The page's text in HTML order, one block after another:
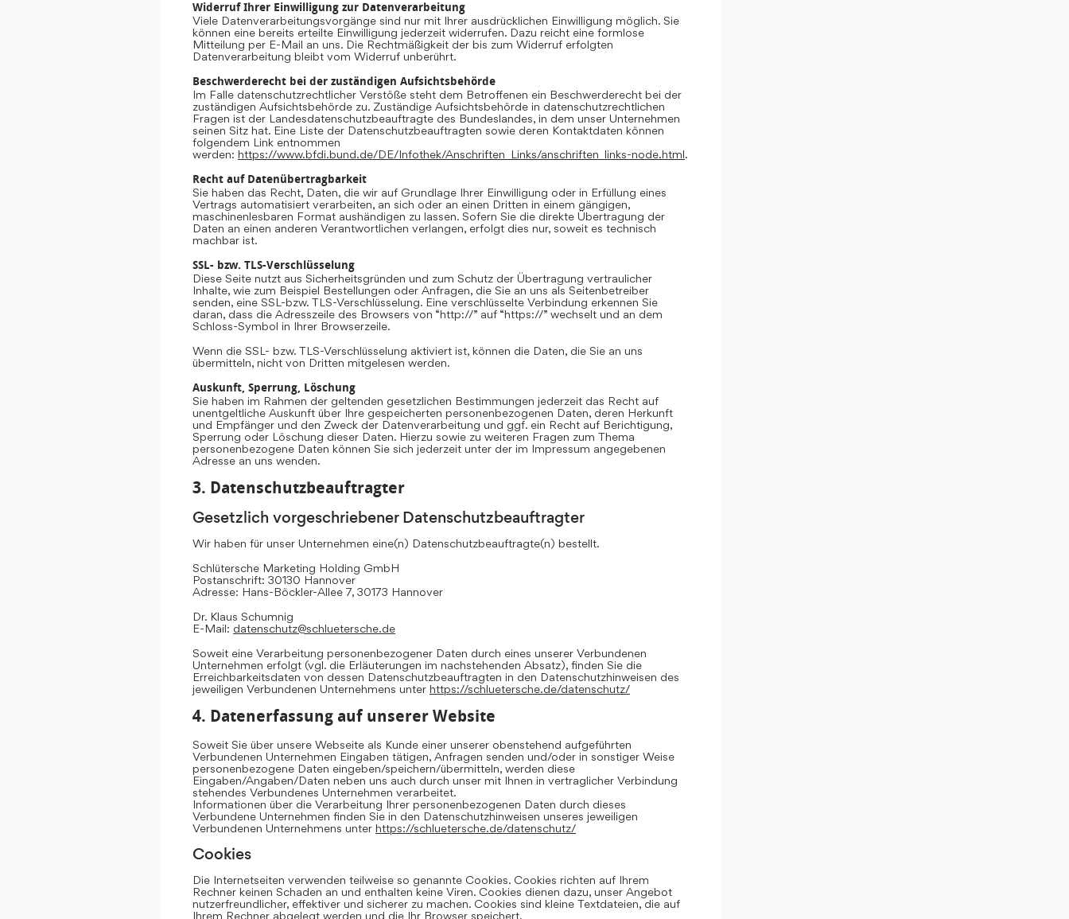
Widerruf Ihrer Einwilligung zur Datenverarbeitung
Viele Datenverarbeitungsvorgänge sind nur mit Ihrer ausdrücklichen Einwilligung möglich. Sie
können eine bereits erteilte Einwilligung jederzeit widerrufen. Dazu reicht eine formlose
Mitteilung per E-Mail an uns. Die Rechtmäßigkeit der bis zum Widerruf erfolgten
Datenverarbeitung bleibt vom Widerruf unberührt.
Beschwerderecht bei der zuständigen Aufsichtsbehörde
Im Falle datenschutzrechtlicher Verstöße steht dem Betroffenen ein Beschwerderecht bei der
zuständigen Aufsichtsbehörde zu. Zuständige Aufsichtsbehörde in datenschutzrechtlichen
Fragen ist der Landesdatenschutzbeauftragte des Bundeslandes, in dem unser Unternehmen
seinen Sitz hat. Eine Liste der Datenschutzbeauftragten sowie deren Kontaktdaten können
folgendem Link entnommen
werden: https://www.bfdi.bund.de/DE/Infothek/Anschriften_Links/anschriften_links-node.html.
Recht auf Datenübertragbarkeit
Sie haben das Recht, Daten, die wir auf Grundlage Ihrer Einwilligung oder in Erfüllung eines
Vertrags automatisiert verarbeiten, an sich oder an einen Dritten in einem gängigen,
maschinenlesbaren Format aushändigen zu lassen. Sofern Sie die direkte Übertragung der
Daten an einen anderen Verantwortlichen verlangen, erfolgt dies nur, soweit es technisch
machbar ist.
SSL- bzw. TLS-Verschlüsselung
Diese Seite nutzt aus Sicherheitsgründen und zum Schutz der Übertragung vertraulicher
Inhalte, wie zum Beispiel Bestellungen oder Anfragen, die Sie an uns als Seitenbetreiber
senden, eine SSL-bzw. TLS-Verschlüsselung. Eine verschlüsselte Verbindung erkennen Sie
daran, dass die Adresszeile des Browsers von “http://” auf “https://” wechselt und an dem
Schloss-Symbol in Ihrer Browserzeile.
Wenn die SSL- bzw. TLS-Verschlüsselung aktiviert ist, können die Daten, die Sie an uns
übermitteln, nicht von Dritten mitgelesen werden.
Auskunft, Sperrung, Löschung
Sie haben im Rahmen der geltenden gesetzlichen Bestimmungen jederzeit das Recht auf
unentgeltliche Auskunft über Ihre gespeicherten personenbezogenen Daten, deren Herkunft
und Empfänger und den Zweck der Datenverarbeitung und ggf. ein Recht auf Berichtigung,
Sperrung oder Löschung dieser Daten. Hierzu sowie zu weiteren Fragen zum Thema
personenbezogene Daten können Sie sich jederzeit unter der im Impressum angegebenen
Adresse an uns wenden.
3. Datenschutzbeauftragter
Gesetzlich vorgeschriebener Datenschutzbeauftragter
Wir haben für unser Unternehmen eine(n) Datenschutzbeauftragte(n) bestellt.
Schlütersche Marketing Holding GmbH
Postanschrift: 30130 Hannover
Adresse: Hans-Böckler-Allee 7, 30173 Hannover
Dr. Klaus Schumnig
E-Mail: datenschutz@schluetersche.de
Soweit eine Verarbeitung personenbezogener Daten durch eines unserer Verbundenen
Unternehmen erfolgt (vgl. die Erläuterungen im nachstehenden Absatz), finden Sie die
Erreichbarkeitsdaten von dessen Datenschutzbeauftragten in den Datenschutzhinweisen des
jeweiligen Verbundenen Unternehmens unter https://schluetersche.de/datenschutz/
4. Datenerfassung auf unserer Website
Soweit Sie über unsere Webseite als Kunde einer unserer obenstehend aufgeführten
Verbundenen Unternehmen Eingaben tätigen, Anfragen senden und/oder in sonstiger Weise
personenbezogene Daten eingeben/speichern/übermitteln, werden diese
Eingaben/Angaben/Daten neben uns auch durch unser mit Ihnen in vertraglicher Verbindung
stehendes Verbundenes Unternehmen verarbeitet.
Informationen über die Verarbeitung Ihrer personenbezogenen Daten durch dieses
Verbundene Unternehmen finden Sie in den Datenschutzhinweisen unseres jeweiligen
Verbundenen Unternehmens unter https://schluetersche.de/datenschutz/
Cookies
Die Internetseiten verwenden teilweise so genannte Cookies. Cookies richten auf Ihrem
Rechner keinen Schaden an und enthalten keine Viren. Cookies dienen dazu, unser Angebot
nutzerfreundlicher, effektiver und sicherer zu machen. Cookies sind kleine Textdateien, die auf
Ihrem Rechner abgelegt werden und die Ihr Browser speichert.